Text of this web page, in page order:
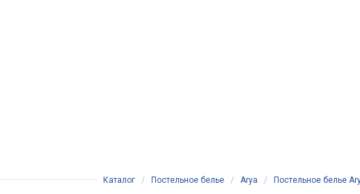
Каталог / Постельное белье / Arya / Постельное белье